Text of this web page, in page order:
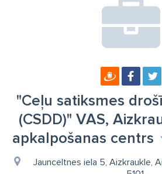
"Ceļu satiksmes
(CSDD)" VAS,
apkalpošanas centrs
Jaunceltnes iela 5, Aizkraukle,